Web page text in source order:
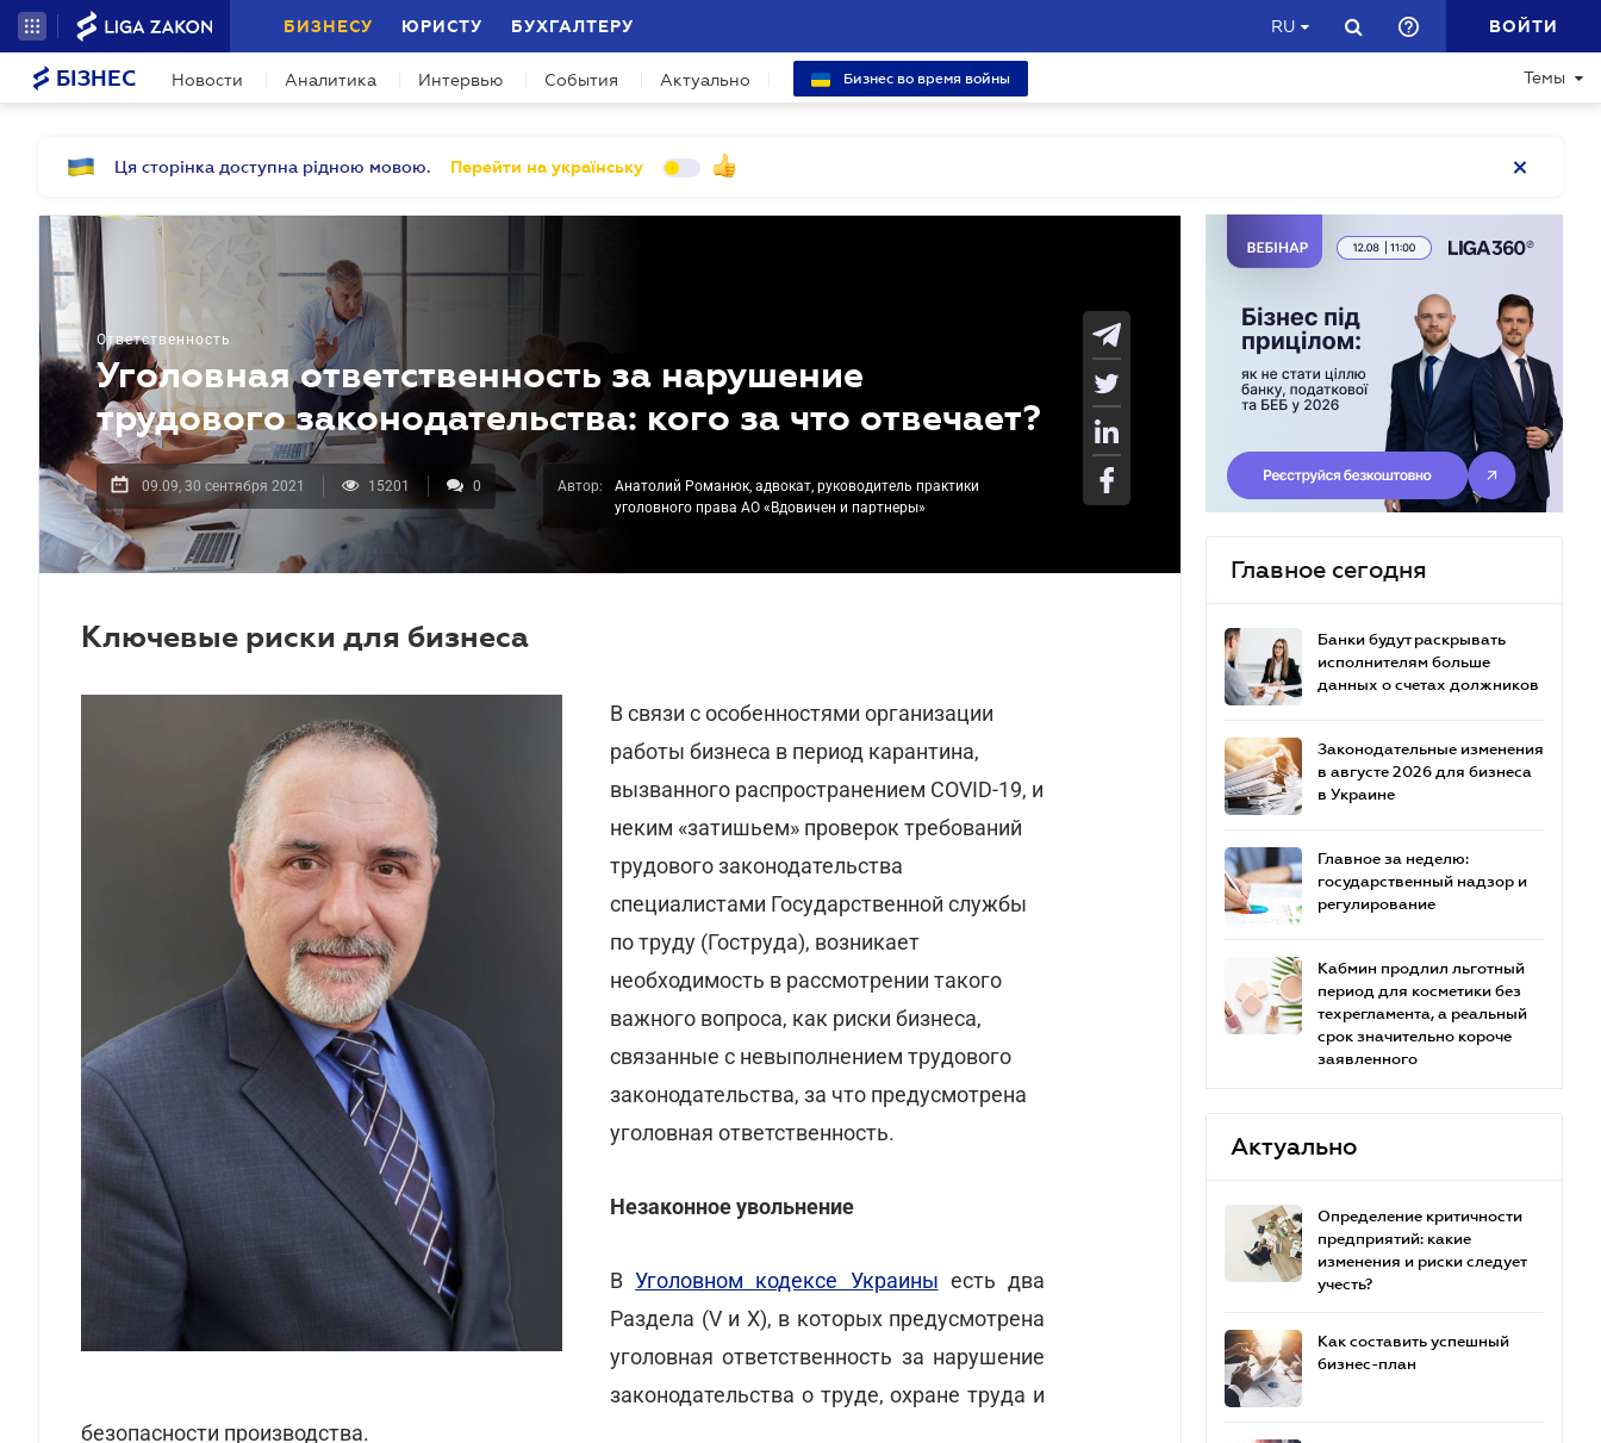
БИЗНЕСУ ЮРИСТУ БУХГАЛТЕРУ RU ВОЙТИ
БІЗНЕС Новости Аналитика Интервью События Актуально Бизнес во время войны Темы
Ця сторінка доступна рідною мовою. Перейти на українську
Ответственность
Уголовная ответственность за нарушение
трудового законодательства: кого за что отвечает?
09.09, 30 сентября 2021 15201 0 Автор:
Анатолий Романюк, адвокат, руководитель практики
уголовного права АО «Вдовичен и партнеры»
Ключевые риски для бизнеса
В связи с особенностями организации
работы бизнеса в период карантина,
вызванного распространением COVID-19, и
неким «затишьем» проверок требований
трудового законодательства
специалистами Государственной службы
по труду (Гоструда), возникает
необходимость в рассмотрении такого
важного вопроса, как риски бизнеса,
связанные с невыполнением трудового
законодательства, за что предусмотрена
уголовная ответственность.
Незаконное увольнение
ВУголовном кодексе Украины есть два
Раздела (V и X), в которых предусмотрена
уголовная ответственность за нарушение
законодательства о труде, охране труда и
безопасности производства.
Главное сегодня
Банки будут раскрывать
исполнителям больше
данных о счетах должников
Законодательные изменения
в августе 2026 для бизнеса
в Украине
Главное за неделю:
государственный надзор и
регулирование
Кабмин продлил льготный
период для косметики без
техрегламента, а реальный
срок значительно короче
заявленного
Актуально
Определение критичности
предприятий: какие
изменения и риски следует
учесть?
Как составить успешный
бизнес-план